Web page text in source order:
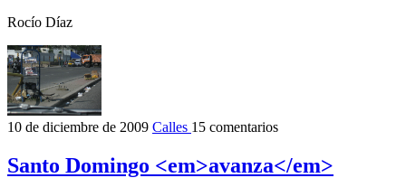
Rocío Díaz
10 de diciembre de 2009 Calles 15 comentarios
Santo Domingo <em>avanza</em>